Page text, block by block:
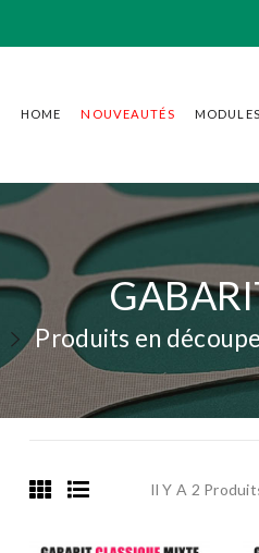
HOME NOUVEAUTÉS MODULES
Produits en
Il Y A 2